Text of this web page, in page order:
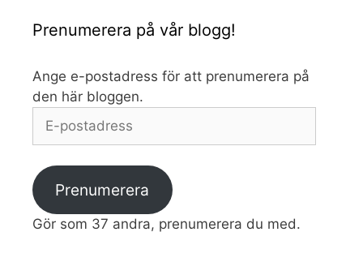
Prenumerera på vår blogg!
Ange e-postadress för att prenumerera på
den här bloggen.
postadress
Prenumerera
Gör som 37 andra, prenumerera du med.